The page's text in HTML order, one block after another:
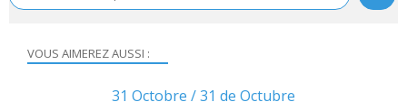
VOUS AIMEREZ AUSSI :
31 Octobre / 31 de Octubre